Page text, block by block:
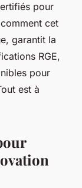
pour
cet
garantit la
RGE,
pour
est à